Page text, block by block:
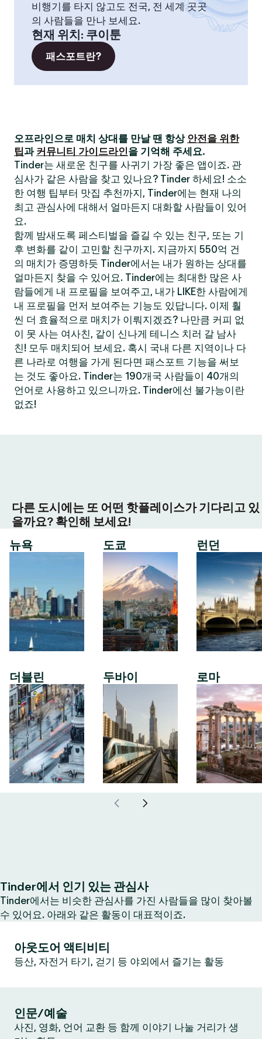
비행기를 타지 않고도 전국, 전 세계 곳곳
의 사람들을 만나 보세요.
현재 위치: 쿠이툰
패스포트란?
오프라인으로 매치 상대를 만날 땐 항상 안전을 위한
팁과 커뮤니티 가이드라인을 기억해 주세요.
Tinder는 새로운 친구를 사귀기 가장 좋은 앱이죠. 관
심사가 같은 사람을 찾고 있나요? Tinder 하세요! 소소
한 여행 팁부터 맛집 추천까지, Tinder에는 현재 나의
최고 관심사에 대해서 얼마든지 대화할 사람들이 있어
요.
함께 밤새도록 페스티벌을 즐길 수 있는 친구, 또는 기
후 변화를 같이 고민할 친구까지. 지금까지 550억 건
의 매치가 증명하듯 Tinder에서는 내가 원하는 상대를
얼마든지 찾을 수 있어요. Tinder에는 최대한 많은 사
람들에게 내 프로필을 보여주고, 내가 LIKE한 사람에게
내 프로필을 먼저 보여주는 기능도 있답니다. 이제 훨
씬 더 효율적으로 매치가 이뤄지겠죠? 나만큼 커피 없
이 못 사는 여사친, 같이 신나게 테니스 치러 갈 남사
친! 모두 매치되어 보세요. 혹시 국내 다른 지역이나 다
른 나라로 여행을 가게 된다면 패스포트 기능을 써보
는 것도 좋아요. Tinder는 190개국 사람들이 40개의
언어로 사용하고 있으니까요. Tinder에선 불가능이란
없죠!
다른 도시에는 또 어떤 핫플레이스가 기다리고 있
을까요? 확인해 보세요!
뉴욕
더블린
도쿄
두바이
런던
로마
Tinder에서 인기 있는 관심사
Tinder에서는 비슷한 관심사를 가진 사람들을 많이 찾아볼
수 있어요. 아래와 같은 활동이 대표적이죠.
아웃도어 액티비티
등산, 자전거 타기, 걷기 등 야외에서 즐기는 활동
인문/예술
사진, 영화, 언어 교환 등 함께 이야기 나눌 거리가 생